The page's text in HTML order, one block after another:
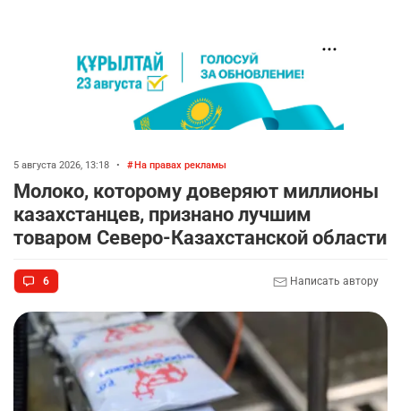
5 августа 2026, 13:18 • На правах рекламы
Молоко, которому доверяют миллионы
казахстанцев, признано лучшим
товаром Северо-Казахстанской области
6 Написать автору